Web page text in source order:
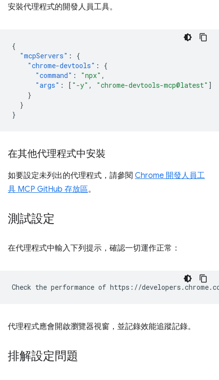
安裝代理程式的開發人員工具。
{
"mcpServers" :
{
"chrome-devtools" :
{
"command" : "npx" ,
"args" : [ "-y" , "chrome-devtools-mcp@latest" ]
}
}
}
在其他代理程式中安裝
如要設定未列出的代理程式，請參閱 Chrome 開發人員工
具 MCP GitHub 存放區。
測試設定
在代理程式中輸入下列提示，確認一切運作正常：
代理程式應會開啟瀏覽器視窗，並記錄效能追蹤記錄。
排解設定問題